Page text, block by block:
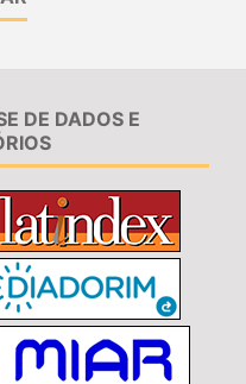
DE DADOS E